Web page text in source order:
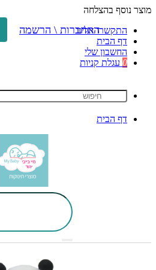
מוצר נוסף בהצלחה
התקשרו אלינו
דף הבית
החשבון שלי
0 עגלת קניות
דף הבית
התחברות \ הרשמה